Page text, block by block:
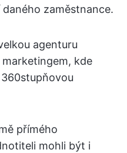
zaměstnance.
agenturu
kde
přímého
mohli být i